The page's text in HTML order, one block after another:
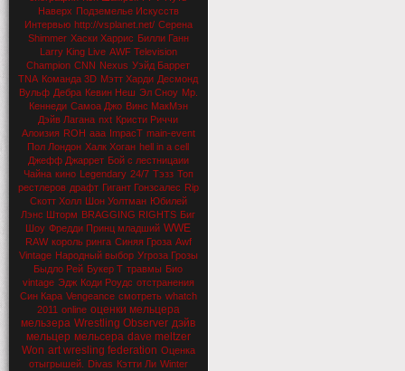
Наверх Подземелье Искусств
Интервью http://vsplanet.net/ Серена
Shimmer Хаски Харрис Билли Ганн
Larry King Live AWF Television
Champion CNN Nexus Уэйд Баррет
TNA Команда 3D Мэтт Харди Десмонд
Вульф Дебра Кевин Неш Эл Сноу Мр.
Кеннеди Самоа Джо Винс МакМэн
Дэйв Лагана nxt Кристи Риччи
Алоизия ROH aaa ImpacT main-event
Пол Лондон Халк Хоган hell in a cell
Джефф Джаррет Бой с лестницаии
Чайна кино Legendary 24/7 Тэзз Топ
рестлеров драфт Гигант Гонзсалес Rip
Скотт Холл Шон Уолтман Юбилей
Лэнс Шторм BRAGGING RIGHTS Биг
Шоу Фредди Принц младший WWE
RAW король ринга Синяя Гроза Awf
Vintage Народный выбор Угроза Грозы
Быдло Рей Букер Т травмы Био
vintage Эдж Коди Роудс отстранения
Син Кара Vengeance смотреть whatch
2011 online оценки мельцера
мельзера Wrestling Observer дэйв
мельцер мельсера dave meltzer
Won art wresling federation Оценка
отыгрышей.
Divas Кэтти Ли Winter